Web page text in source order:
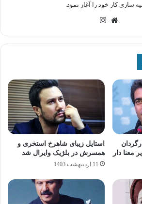
سازی کار خود را آغاز نمود.
وبسایت
معنا دار
استایل زیبای شاهرخ استخری و
همسرش در بلژیک وایرال شد
11 اردیبهشت 1403